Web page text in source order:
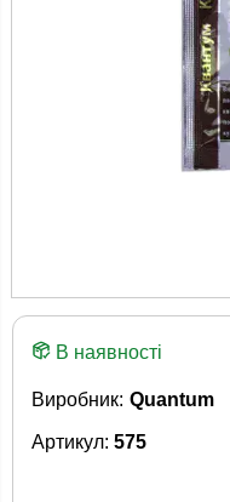
В наявності
Артикул: 575
Виробник: Quantum